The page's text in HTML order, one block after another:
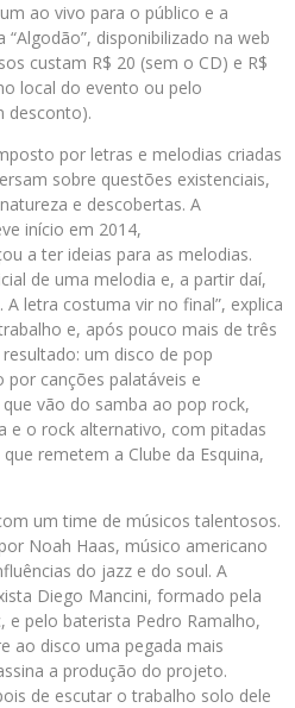
ao vivo para o público e a
disponibilizado na web
custam R$ 20 (sem o CD) e R$
local do evento ou pelo
desconto).
por letras e melodias criadas
sobre questões existenciais,
e descobertas. A
início em 2014,
a ter ideias para as melodias.
de uma melodia e, a partir daí,
letra costuma vir no final”, explica
e, após pouco mais de três
um disco de pop
canções palatáveis e
vão do samba ao pop rock,
e o rock alternativo, com pitadas
remetem a Clube da Esquina,
um time de músicos talentosos.
Noah Haas, músico americano
do jazz e do soul. A
Diego Mancini, formado pela
e pelo baterista Pedro Ramalho,
ao disco uma pegada mais
a produção do projeto.
de escutar o trabalho solo dele